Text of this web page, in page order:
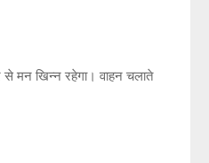
मन खिन्न रहेगा। वाहन चलाते